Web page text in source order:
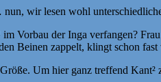
wir lesen wohl
im Vorbau der Inga verfangen?
Beinen zappelt, klingt schon
Um hier ganz treffend Kant²